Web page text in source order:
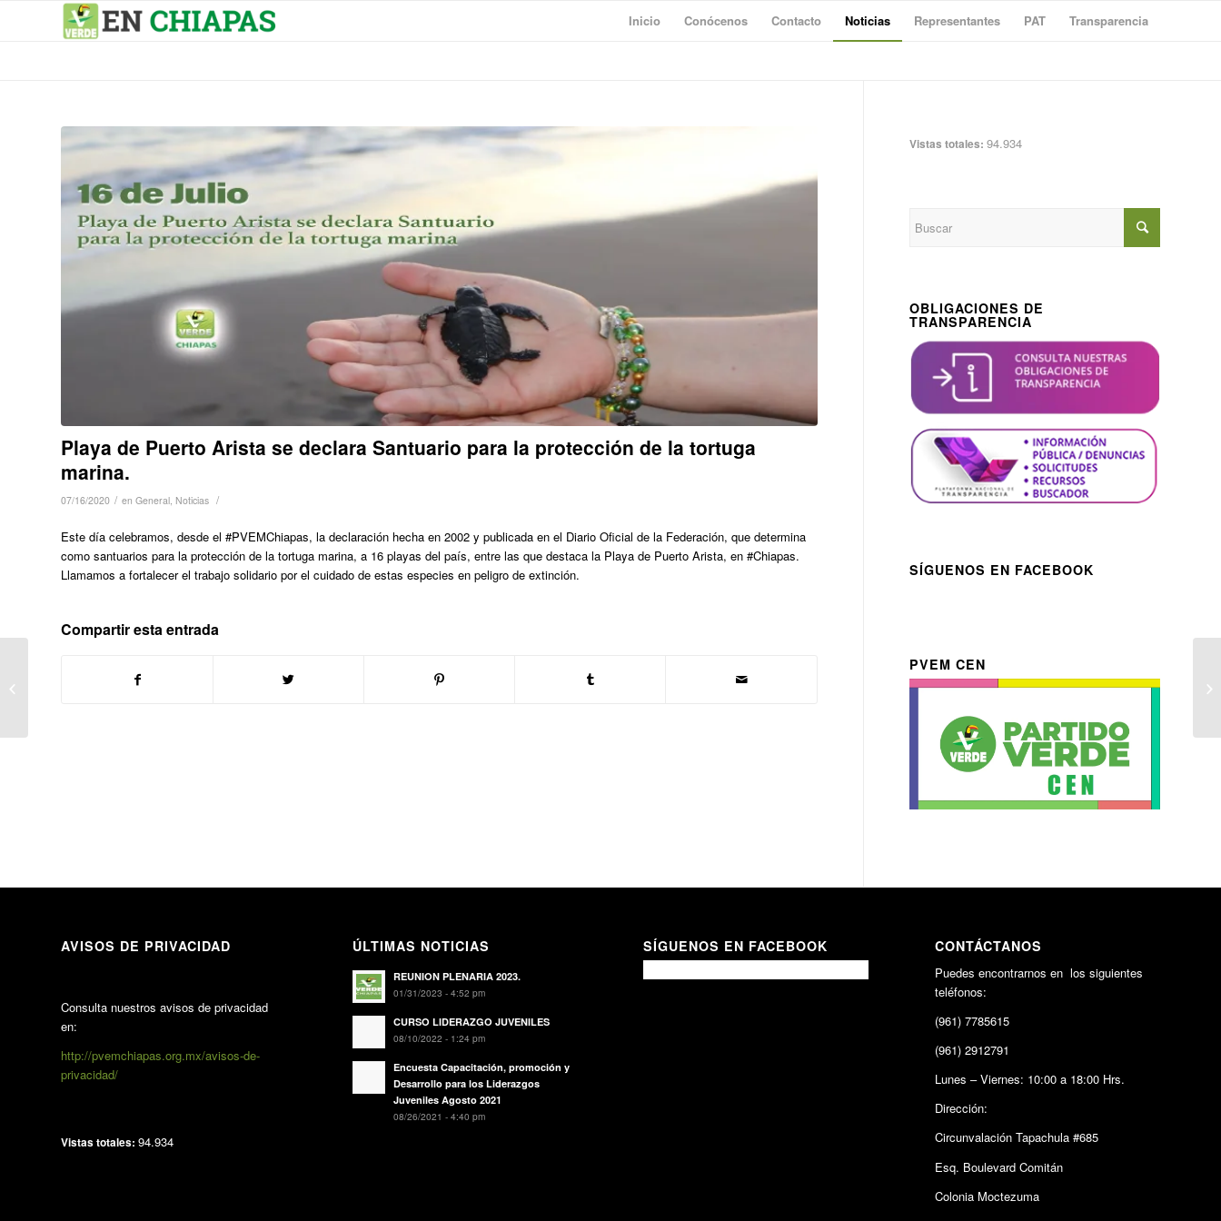
Inicio Conócenos Contacto Noticias Representantes PAT Transparencia
Playa de Puerto Arista se declara Santuario para la protección de la tortuga
marina.
07/16/2020 / en General, Noticias /
Este día celebramos, desde el #PVEMChiapas, la declaración hecha en 2002 y publicada en el Diario Oficial de la Federación, que determina
como santuarios para la protección de la tortuga marina, a 16 playas del país, entre las que destaca la Playa de Puerto Arista, en #Chiapas.
Llamamos a fortalecer el trabajo solidario por el cuidado de estas especies en peligro de extinción.
Compartir esta entrada
Vistas totales:94.934
OBLIGACIONES DE
TRANSPARENCIA
SÍGUENOS EN FACEBOOK
PVEM CEN
AVISOS DE PRIVACIDAD
Consulta nuestros avisos de privacidad
en:
http://pvemchiapas.org.mx/avisos-de-
privacidad/
Vistas totales: 94.934
ÚLTIMAS NOTICIAS
REUNION PLENARIA 2023.
01/31/2023 - 4:52 pm
CURSO LIDERAZGO JUVENILES
08/10/2022 - 1:24 pm
Encuesta Capacitación, promoción y
Desarrollo para los Liderazgos
Juveniles Agosto 2021
08/26/2021 - 4:40 pm
SÍGUENOS EN FACEBOOK CONTÁCTANOS
Puedes encontrarnos en los siguientes
teléfonos:
(961) 7785615
(961) 2912791
Lunes – Viernes: 10:00 a 18:00 Hrs.
Dirección:
Circunvalación Tapachula #685
Esq. Boulevard Comitán
Colonia Moctezuma
Día Internacional Libre